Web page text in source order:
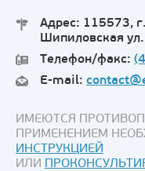
Адрес: 115573,
Шипиловская
Телефон/факс:
E-mail:
ИМЕЮТСЯ
ПРИМЕНЕНИЕМ
ИНСТРУКЦИЕЙ
ИЛИ